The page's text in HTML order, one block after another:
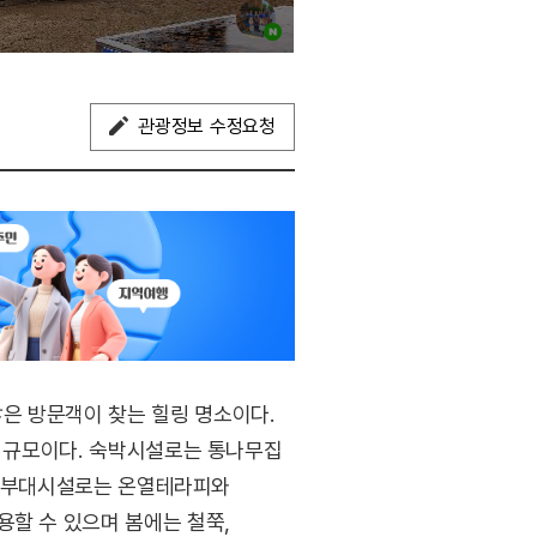
관광정보 수정요청
방문객이 찾는 힐링 명소이다.
모이다. 숙박시설로는 통나무집
대시설로는 온열테라피와
할 수 있으며 봄에는 철쭉,